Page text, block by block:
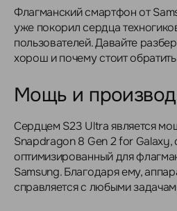
Флагманский смартфон от
уже покорил сердца
пользователей. Давайте
хорош и почему стоит
Мощь и
Сердцем S23 Ultra является
Snapdragon 8 Gen 2 for Galaxy,
оптимизированный для
Samsung. Благодаря ему,
справляется с любыми